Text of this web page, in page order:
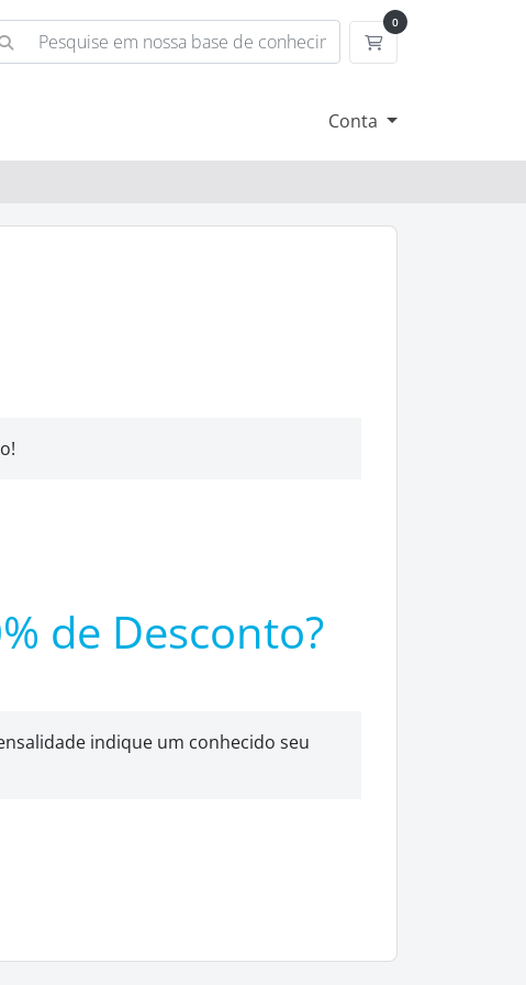
0
Carrinho de
Conta
de Desconto?
indique um conhecido seu